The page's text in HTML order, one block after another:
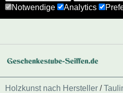
Notwendige
Analytics
Neue Produkte
Holzkunst nach Hersteller